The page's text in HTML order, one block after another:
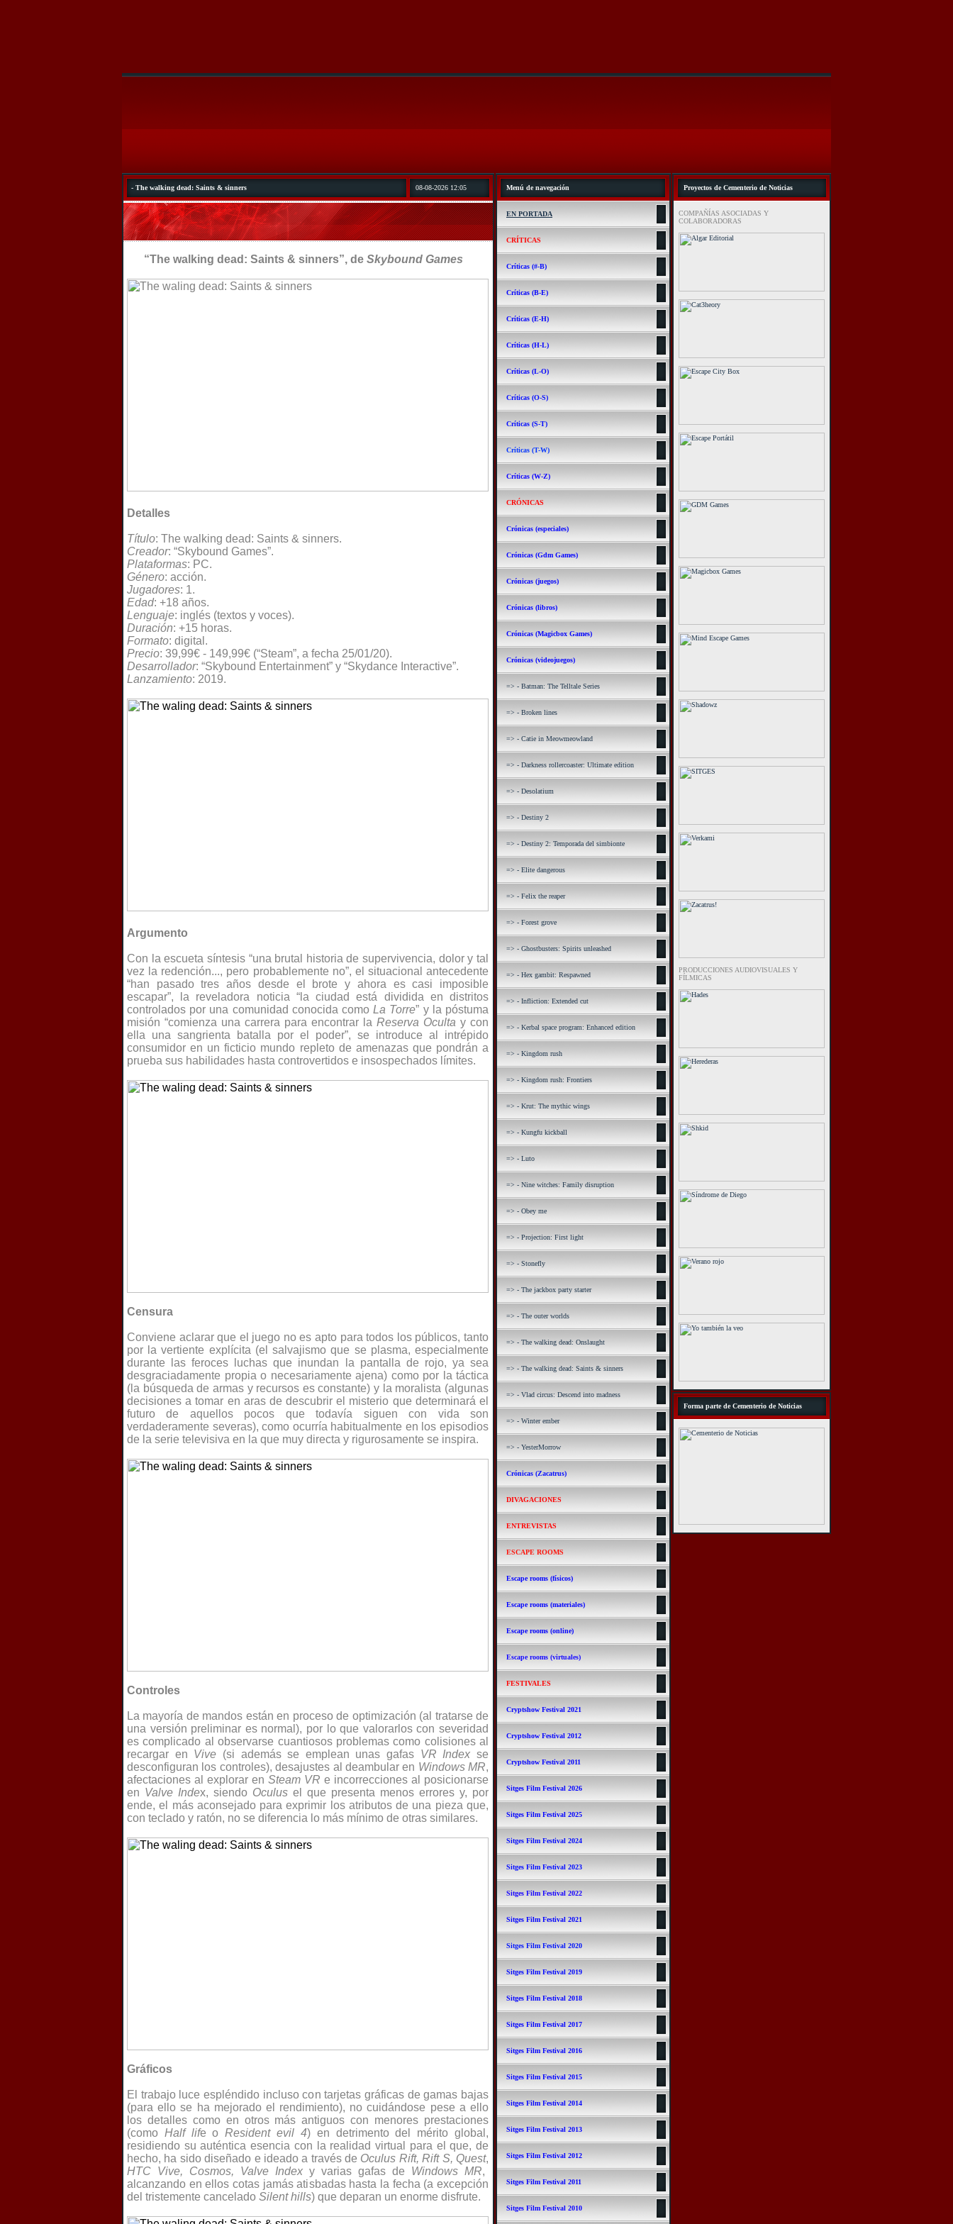
- The walking dead: Saints & sinners 08-08-2026 12:05
“The walking dead: Saints & sinners”, de Skybound Games
Detalles
Título: The walking dead: Saints & sinners.
Creador: “Skybound Games”.
Plataformas: PC.
Género: acción.
Jugadores: 1.
Edad: +18 años.
Lenguaje: inglés (textos y voces).
Duración: +15 horas.
Formato: digital.
Precio: 39,99€ - 149,99€ (“Steam”, a fecha 25/01/20).
Desarrollador: “Skybound Entertainment” y “Skydance Interactive”.
Lanzamiento: 2019.
Argumento
Con la escueta síntesis “una brutal historia de supervivencia, dolor y tal
vez la redención..., pero probablemente no”, el situacional antecedente
“han pasado tres años desde el brote y ahora es casi imposible
escapar”, la reveladora noticia “la ciudad está dividida en distritos
controlados por una comunidad conocida comoLa Torre” y la póstuma
misión “comienza una carrera para encontrar la Reserva Oculta y con
ella una sangrienta batalla por el poder”, se introduce al intrépido
consumidor en un ficticio mundo repleto de amenazas que pondrán a
prueba sus habilidades hasta controvertidos e insospechados límites.
Censura
Conviene aclarar que el juego no es apto para todos los públicos, tanto
por la vertiente explícita (el salvajismo que se plasma, especialmente
durante las feroces luchas que inundan la pantalla de rojo, ya sea
desgraciadamente propia o necesariamente ajena) como por la táctica
(la búsqueda de armas y recursos es constante) y la moralista (algunas
decisiones a tomar en aras de descubrir el misterio que determinará el
futuro de aquellos pocos que todavía siguen con vida son
verdaderamente severas), como ocurría habitualmente en los episodios
de la serie televisiva en la que muy directa y rigurosamente se inspira.
Controles
La mayoría de mandos están en proceso de optimización (al tratarse de
una versión preliminar es normal), por lo que valorarlos con severidad
es complicado al observarse cuantiosos problemas como colisiones al
recargar en Vive (si además se emplean unas gafas VR Index se
desconfiguran los controles), desajustes al deambular en Windows MR,
afectaciones al explorar en Steam VR e incorrecciones al posicionarse
en Valve Index, siendo Oculus el que presenta menos errores y, por
ende, el más aconsejado para exprimir los atributos de una pieza que,
con teclado y ratón, no se diferencia lo más mínimo de otras similares.
Gráficos
El trabajo luce espléndido incluso con tarjetas gráficas de gamas bajas
(para ello se ha mejorado el rendimiento), no cuidándose pese a ello
los detalles como en otros más antiguos con menores prestaciones
(como Half life oResident evil 4) en detrimento del mérito global,
residiendo su auténtica esencia con la realidad virtual para el que, de
hecho, ha sido diseñado e ideado a través de Oculus Rift, Rift S, Quest,
HTC Vive, Cosmos, Valve Index y varias gafas de Windows MR,
alcanzando en ellos cotas jamás atisbadas hasta la fecha (a excepción
del tristemente cancelado Silent hills) que deparan un enorme disfrute.
Menú de navegación
EN PORTADA
CRÍTICAS
Críticas (#-B)
Críticas (B-E)
Críticas (E-H)
Críticas (H-L)
Críticas (L-O)
Críticas (O-S)
Críticas (S-T)
Críticas (T-W)
Críticas (W-Z)
CRÓNICAS
Crónicas (especiales)
Crónicas (Gdm Games)
Crónicas (juegos)
Crónicas (libros)
Crónicas (Magicbox Games)
Crónicas (videojuegos)
=> - Batman: The Telltale Series
=> - Broken lines
=> - Catie in Meowmeowland
=> - Darkness rollercoaster: Ultimate edition
=> - Desolatium
=> - Destiny 2
=> - Destiny 2: Temporada del simbionte
=> - Elite dangerous
=> - Felix the reaper
=> - Forest grove
=> - Ghostbusters: Spirits unleashed
=> - Hex gambit: Respawned
=> - Infliction: Extended cut
=> - Kerbal space program: Enhanced edition
=> - Kingdom rush
=> - Kingdom rush: Frontiers
=> - Krut: The mythic wings
=> - Kungfu kickball
=> - Luto
=> - Nine witches: Family disruption
=> - Obey me
=> - Projection: First light
=> - Stonefly
=> - The jackbox party starter
=> - The outer worlds
=> - The walking dead: Onslaught
=> - The walking dead: Saints & sinners
=> - Vlad circus: Descend into madness
=> - Winter ember
=> - YesterMorrow
Crónicas (Zacatrus)
DIVAGACIONES
ENTREVISTAS
ESCAPE ROOMS
Escape rooms (físicos)
Escape rooms (materiales)
Escape rooms (online)
Escape rooms (virtuales)
FESTIVALES
Cryptshow Festival 2021
Cryptshow Festival 2012
Cryptshow Festival 2011
Sitges Film Festival 2026
Sitges Film Festival 2025
Sitges Film Festival 2024
Sitges Film Festival 2023
Sitges Film Festival 2022
Sitges Film Festival 2021
Sitges Film Festival 2020
Sitges Film Festival 2019
Sitges Film Festival 2018
Sitges Film Festival 2017
Sitges Film Festival 2016
Sitges Film Festival 2015
Sitges Film Festival 2014
Sitges Film Festival 2013
Sitges Film Festival 2012
Sitges Film Festival 2011
Sitges Film Festival 2010
Proyectos de Cementerio de Noticias
COMPAÑÍAS ASOCIADAS Y
COLABORADORAS
PRODUCCIONES AUDIOVISUALES Y
FÍLMICAS
Forma parte de Cementerio de Noticias